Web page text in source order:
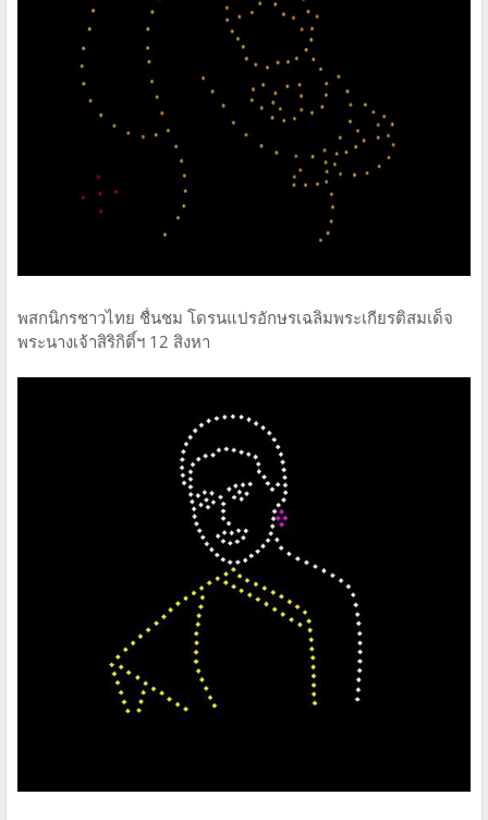
พสกนิกรชาวไทย ชื่นชม โดรนแปรอักษรเฉลิมพระเกียรติสมเด็จ
พระนางเจ้าสิริกิติ์ฯ 12 สิงหา